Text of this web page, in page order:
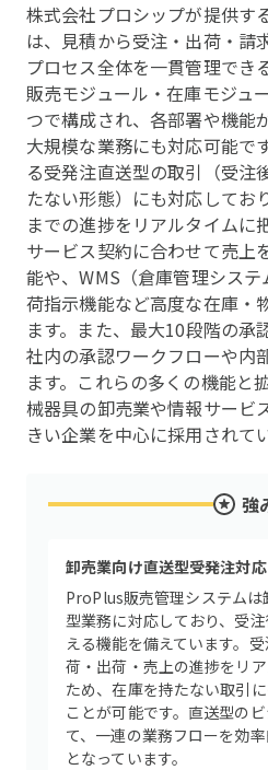
株式会社プロシップが提供す
は、見積から受注・出荷・請
プロセス全体を一貫管理でき
販売モジュール・在庫モジュ
つで構成され、各部署や機能
大規模な業務にも対応可能で
る受発注直送型の取引（受注
たない形態）にも対応してお
までの進捗をリアルタイムに
サービス契約に合わせて売上
能や、WMS（倉庫管理シス
荷指示機能など高度な在庫・
ます。また、最大10段階の承
社内の承認ワークフローや内
ます。これらの多くの機能と
械器具の卸売業や情報サービ
きい企業を中心に採用されて
強
卸売業向け直送型受発注対応
ProPlus販売管理システム
型業務に対応しており、受
える機能を備えています。
荷・出荷・売上の進捗をリ
ため、在庫を持たない取引
ことが可能です。直送型の
て、一連の業務フローを効
となっています。